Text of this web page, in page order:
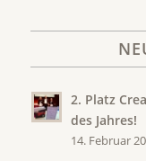
2. Platz
des Jahres!
14. Februar